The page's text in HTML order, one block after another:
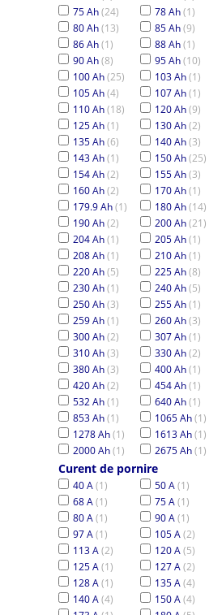
75 Ah(24) 78 Ah(1)
80 Ah(13) 85 Ah(9)
86 Ah(1) 88 Ah(1)
90 Ah(8) 95 Ah(10)
100 Ah(25) 103 Ah(1)
105 Ah(4) 107 Ah(1)
110 Ah(18) 120 Ah(9)
125 Ah(1) 130 Ah(2)
135 Ah(6) 140 Ah(3)
143 Ah(1) 150 Ah(25)
154 Ah(2) 155 Ah(3)
160 Ah(2) 170 Ah(1)
179.9 Ah(1) 180 Ah(14)
190 Ah(2) 200 Ah(21)
204 Ah(1) 205 Ah(1)
208 Ah(1) 210 Ah(1)
220 Ah(5) 225 Ah(8)
230 Ah(1) 240 Ah(5)
250 Ah(3) 255 Ah(1)
259 Ah(1) 260 Ah(3)
300 Ah(2) 307 Ah(1)
310 Ah(3) 330 Ah(2)
380 Ah(3) 400 Ah(1)
420 Ah(2) 454 Ah(1)
532 Ah(1) 640 Ah(1)
853 Ah(1) 1065 Ah(1)
1278 Ah(1) 1613 Ah(1)
2000 Ah(1) 2675 Ah(1)
Curent de pornire
40 A(1) 50 A(1)
68 A(1) 75 A(1)
80 A(1) 90 A(1)
97 A(1) 105 A(2)
113 A(2) 120 A(5)
125 A(1) 127 A(2)
128 A(1) 135 A(4)
140 A(4) 150 A(4)